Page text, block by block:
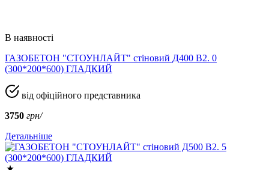
В наявності
ГАЗОБЕТОН "СТОУНЛАЙТ" стіновий Д400 В2. 0
(300*200*600) ГЛАДКИЙ
від офіційного представника
3750 грн/
Детальніше